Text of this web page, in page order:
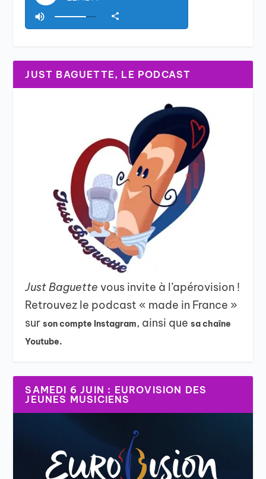
JUST BAGUETTE, LE PODCAST
Just Baguettevous invite à l’apérovision !
Retrouvez le podcast « made in France »
surson compte Instagram, ainsi quesa chaîne
Youtube.
SAMEDI 6 JUIN : EUROVISION DES
JEUNES MUSICIENS